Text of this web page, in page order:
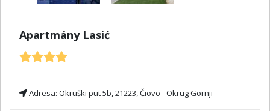
Apartmány Lasić
Adresa: Okruški put 5b, 21223, Čiovo - Okrug Gornji